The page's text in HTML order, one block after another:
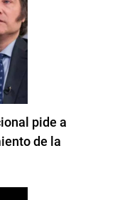
pide a
de la